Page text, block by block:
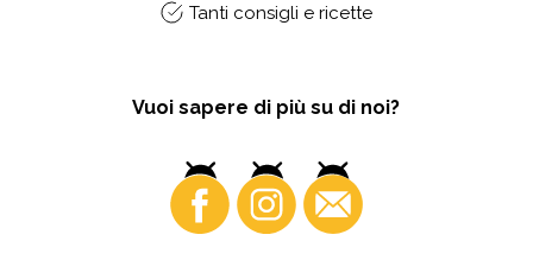
Tanti consigli e ricette
Vuoi sapere di più su di noi?